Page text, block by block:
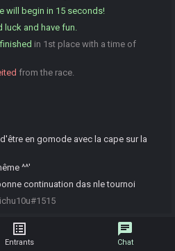
will begin in 15 seconds!
luck and have fun.
finished in 1st place with a time of
from the race.
en gomode avec la cape sur la
^^'
continuation das nle tournoi
list_alt
Entrants
chat
Chat